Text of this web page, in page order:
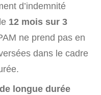
d’indemnité
12 mois sur 3
ne prend pas en
dans le cadre
longue durée